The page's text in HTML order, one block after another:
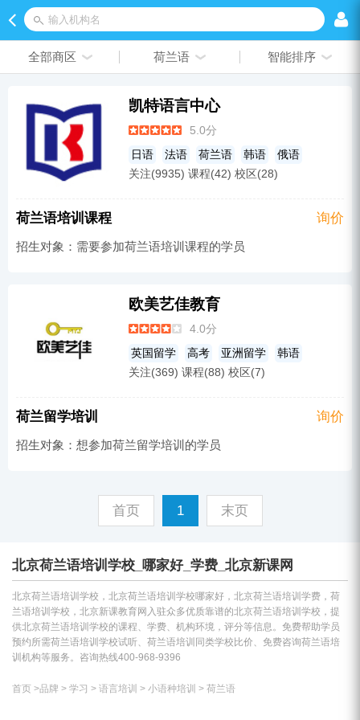
输入机构名
全部商区 荷兰语 智能排序
凯特语言中心
5.0分
日语 法语 荷兰语 韩语
俄语
瑞典语
泰国语 葡萄牙语
德语
关注(9935) 课程(42) 校区(28)
荷兰语培训课程 询价
招生对象：需要参加荷兰语培训课程的学员
欧美艺佳教育
4.0分
英国留学 高考 亚洲留学
韩语
日本留学
瑞典语 韩国留学
小语种培训
泰国语
关注(369) 课程(88) 校区(7)
荷兰留学培训 询价
招生对象：想参加荷兰留学培训的学员
首页 1 末页
北京荷兰语培训学校_哪家好_学费_北京新课网
北京荷兰语培训学校，北京荷兰语培训学校哪家好，北京荷兰语培训学费，荷
兰语培训学校，北京新课教育网入驻众多优质靠谱的北京荷兰语培训学校，提
供北京荷兰语培训学校的课程、学费、机构环境，评分等信息。免费帮助学员
预约所需荷兰语培训学校试听、荷兰语培训同类学校比价、免费咨询荷兰语培
训机构等服务。咨询热线400-968-9396
首页 >品牌 > 学习 > 语言培训 > 小语种培训 > 荷兰语